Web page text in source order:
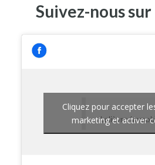
Suivez-nous
Lelièvre
Cliquez pour accepter
marketing et activer